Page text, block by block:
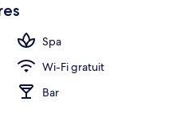
Spa
Wi-Fi gratuit
Bar